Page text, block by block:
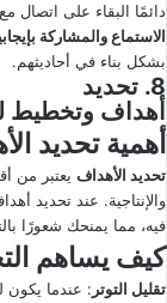
دائمًا البقاء على اتصال
الاستماع والمشاركة
بشكل بناء في أحاديثهم.
8. تحديد
أهداف وتخطيط
أهمية تحديد
تحديد الأهداف يعتبر من
والإنتاجية. عند تحديد
فيه، مما يمنحك شعورًا
كيف يساهم
تقليل التوتر : عندما يكون